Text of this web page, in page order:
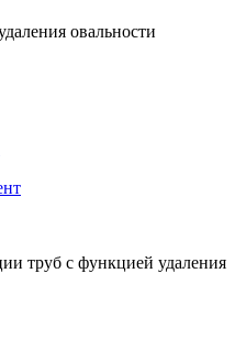
овальности
труб с функцией удаления